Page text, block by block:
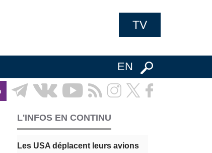
TV
EN
L'INFOS EN CONTINU
Les USA déplacent leurs avions